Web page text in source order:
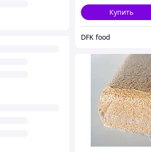
Купить
DFK food